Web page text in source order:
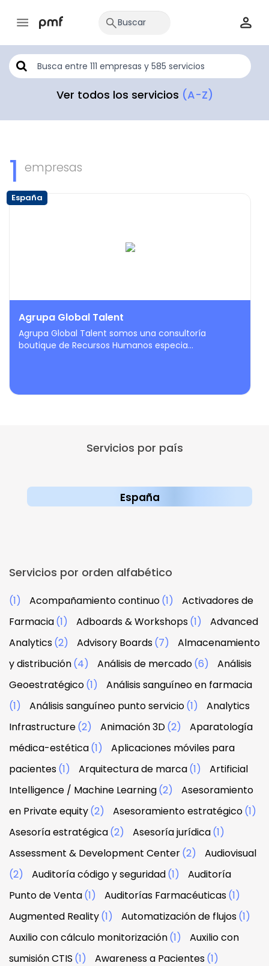
Ver todos los servicios (A-Z)
1 empresas
España
Agrupa Global Talent
Agrupa Global Talent somos una consultoría
boutique de Recursos Humanos especia...
Servicios por país
España
Servicios por orden alfabético
(1) Acompañamiento continuo(1)
Activadores de
Farmacia(1) Adboards & Workshops(1)
Advanced
Analytics(2) Advisory Boards(7)
Almacenamiento
y distribución(4) Análisis de mercado(6)
Análisis
Geoestratégico(1)
Análisis sanguíneo en farmacia
(1)
Análisis sanguíneo punto servicio(1)
Analytics
Infrastructure(2) Animación 3D(2)
Aparatología
médica-estética(1)
Aplicaciones móviles para
pacientes(1) Arquitectura de marca(1)
Artificial
Intelligence / Machine Learning(2)
Asesoramiento
en Private equity(2) Asesoramiento estratégico(1)
Asesoría estratégica(2) Asesoría jurídica(1)
Assessment & Development Center(2)
Audiovisual
(2)
Auditoría código y seguridad(1)
Auditoría
Punto de Venta(1) Auditorías Farmacéuticas(1)
Augmented Reality(1) Automatización de flujos(1)
Auxilio con cálculo monitorización(1)
Auxilio con
sumisión CTIS (1) Awareness a Pacientes(1)